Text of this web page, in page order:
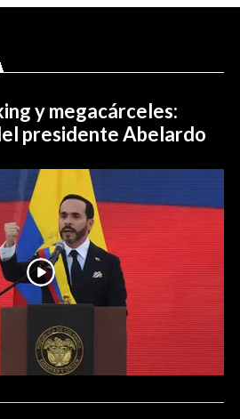
y megacárceles:
presidente Abelardo